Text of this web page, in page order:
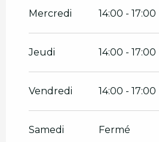
Mercredi 14:00 - 17:00
Jeudi 14:00 - 17:00
Vendredi 14:00 - 17:00
Samedi Fermé